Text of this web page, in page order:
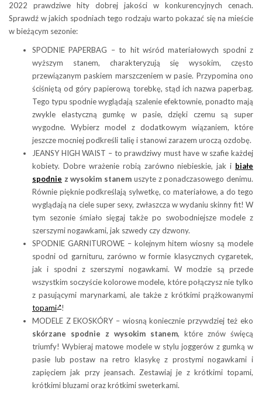
2022 prawdziwe hity dobrej jakości w konkurencyjnych cenach.
Sprawdź w jakich spodniach tego rodzaju warto pokazać się na mieście
w bieżącym sezonie:
SPODNIE PAPERBAG – to hit wśród materiałowych spodni z
wyższym stanem, charakteryzują się wysokim, często
przewiązanym paskiem marszczeniem w pasie. Przypomina ono
ściśniętą od góry papierową torebkę, stąd ich nazwa paperbag.
Tego typu spodnie wyglądają szalenie efektownie, ponadto mają
zwykle elastyczną gumkę w pasie, dzięki czemu są super
wygodne. Wybierz model z dodatkowym wiązaniem, które
jeszcze mocniej podkreśli talię i stanowi zarazem uroczą ozdobę.
JEANSY HIGH WAIST – to prawdziwy must have w szafie każdej
kobiety. Dobre wrażenie robią zarówno niebieskie, jak i białe
spodnie z wysokim stanem uszyte z ponadczasowego denimu.
Równie pięknie podkreślają sylwetkę, co materiałowe, a do tego
wyglądają na ciele super sexy, zwłaszcza w wydaniu skinny fit! W
tym sezonie śmiało sięgaj także po swobodniejsze modele z
szerszymi nogawkami, jak szwedy czy dzwony.
SPODNIE GARNITUROWE – kolejnym hitem wiosny są modele
spodni od garnituru, zarówno w formie klasycznych cygaretek,
jak i spodni z szerszymi nogawkami. W modzie są przede
wszystkim soczyście kolorowe modele, które połączysz nie tylko
z pasującymi marynarkami, ale także z krótkimi prążkowanymi
topami !
MODELE Z EKOSKÓRY – wiosną koniecznie przywdziej też eko
skórzane spodnie z wysokim stanem, które znów święcą
triumfy! Wybieraj matowe modele w stylu joggerów z gumką w
pasie lub postaw na retro klasykę z prostymi nogawkami i
zapięciem jak przy jeansach. Zestawiaj je z krótkimi topami,
krótkimi bluzami oraz krótkimi sweterkami.